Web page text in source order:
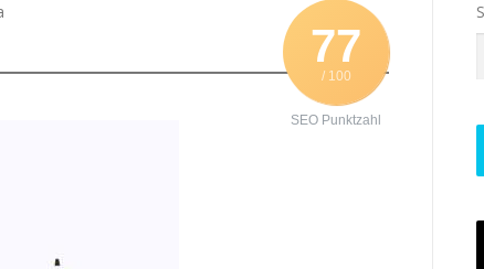
77
/ 100
SEO Punktzahl